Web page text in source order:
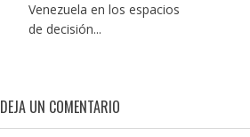
Venezuela en los espacios
de decisión...
DEJA UN COMENTARIO